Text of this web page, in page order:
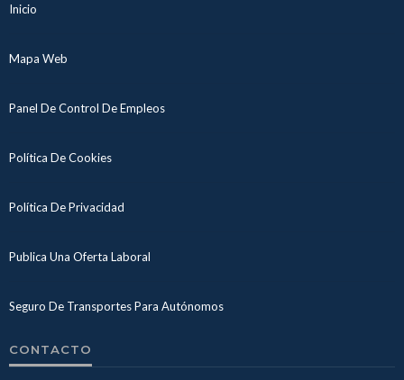
Inicio
Mapa Web
Panel De Control De Empleos
Política De Cookies
Política De Privacidad
Publica Una Oferta Laboral
Seguro De Transportes Para Autónomos
CONTACTO